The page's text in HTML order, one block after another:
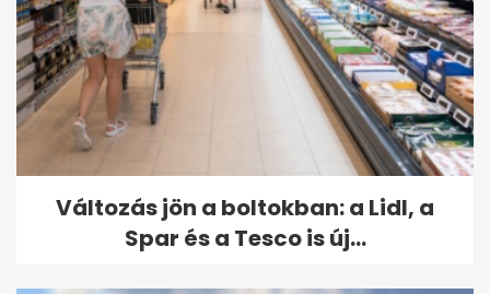
Változás jön a boltokban: a Lidl, a
Spar és a Tesco is új...